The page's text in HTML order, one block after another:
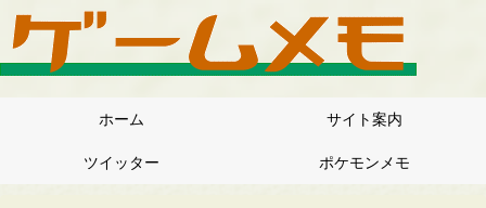
ホーム サイト案内
ツイッター ポケモンメモ